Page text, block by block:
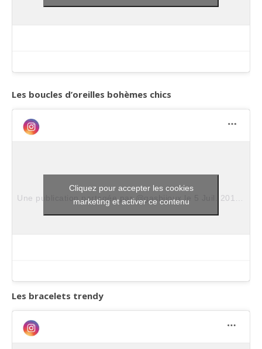
Les boucles d’oreilles bohèmes chics
Une publication partagée par @gasbijoux 5 Juil. 2017 à 10h43 PDT
Cliquez pour accepter les cookies
marketing et activer ce contenu
Les bracelets trendy